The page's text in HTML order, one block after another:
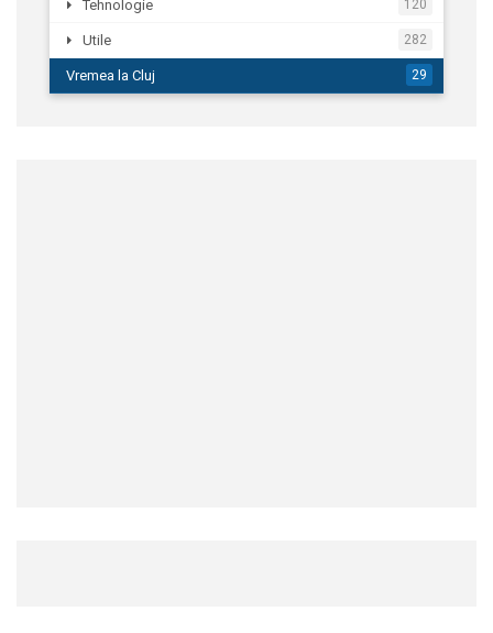
Tehnologie 120
Utile 282
Vremea la Cluj 29